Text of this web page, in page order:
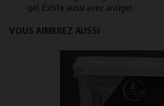
gel. Existe aussi avec antigel.
VOUS AIMEREZ AUSSI